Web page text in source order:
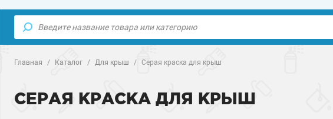
Полиуретановые полы
Главная / Каталог / Для крыш / Серая краска для крыш
СЕРАЯ КРАСКА ДЛЯ КРЫШ
Полиуретановые полы